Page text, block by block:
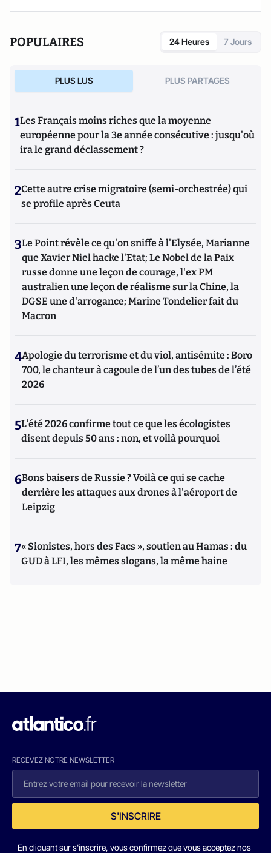
POPULAIRES 24 Heures 7 Jours
PLUS LUS PLUS PARTAGES
1Les Français moins riches que la moyenne
européenne pour la 3e année consécutive : jusqu'où
ira le grand déclassement ?
2Cette autre crise migratoire (semi-orchestrée) qui
se profile après Ceuta
3Le Point révèle ce qu'on sniffe à l'Elysée, Marianne
que Xavier Niel hacke l'Etat; Le Nobel de la Paix
russe donne une leçon de courage, l'ex PM
australien une leçon de réalisme sur la Chine, la
DGSE une d'arrogance; Marine Tondelier fait du
Macron
4Apologie du terrorisme et du viol, antisémite : Boro
700, le chanteur à cagoule de l’un des tubes de l’été
2026
5L’été 2026 confirme tout ce que les écologistes
disent depuis 50 ans : non, et voilà pourquoi
6Bons baisers de Russie ? Voilà ce qui se cache
derrière les attaques aux drones à l'aéroport de
Leipzig
7« Sionistes, hors des Facs », soutien au Hamas : du
GUD à LFI, les mêmes slogans, la même haine
RECEVEZ NOTRE NEWSLETTER
S'INSCRIRE
En cliquant sur s'inscrire, vous confirmez que vous acceptez nos